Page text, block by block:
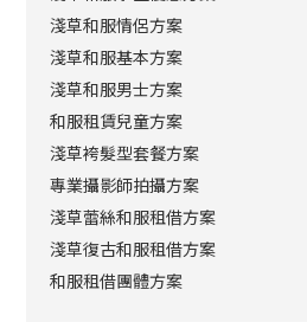
淺草和服情侶方案
淺草和服基本方案
淺草和服男士方案
和服租賃兒童方案
淺草袴髮型套餐方案
專業攝影師拍攝方案
淺草蕾絲和服租借方案
淺草復古和服租借方案
和服租借團體方案